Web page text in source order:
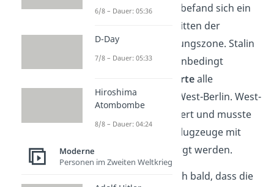
aufgeteilt. Demnach befand sich ein
Teil des Westens inmitten der
Sowjetischen Besatzungszone. Stalin
wollte dem Westen unbedingt
blockiertealle
Zufahrtswege
nach West-Berlin. West-
Berlin war somit isoliert und musste
über die Luft durch Flugzeuge mit
Lebensmitteln versorgt werden.
Stalin erkannte jedoch bald, dass die
6/8 – Dauer: 05:36
D-Day
7/8 – Dauer: 05:33
Hiroshima
Atombombe
8/8 – Dauer: 04:24
Moderne
Personen im Zweiten Weltkrieg